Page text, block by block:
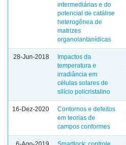
intermediárias e do
potencial de catálise
heterogênea de
matrizes
organolantanídicas
28-Jun-2018
Impactos da
temperatura e
irradiância em
células solares de
silício policristalino
16-Dez-2020
Contornos e defeitos
em teorias de
campos conformes